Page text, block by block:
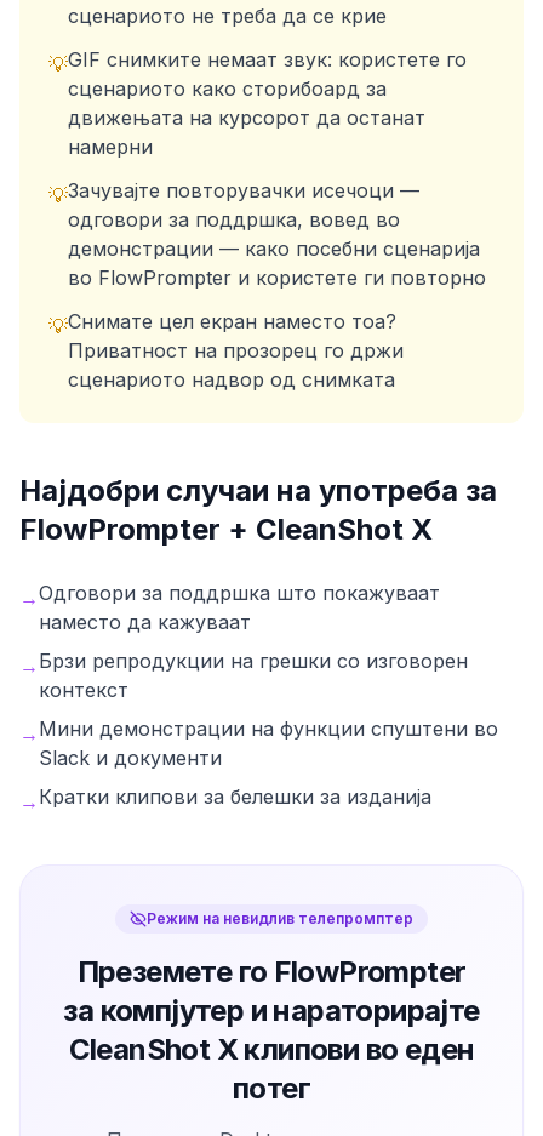
сценариото не треба да се крие
💡GIF снимките немаат звук: користете го
сценариото како сторибоард за
движењата на курсорот да останат
намерни
💡Зачувајте повторувачки исечоци —
одговори за поддршка, вовед во
демонстрации — како посебни сценарија
во FlowPrompter и користете ги повторно
💡Снимате цел екран наместо тоа?
Приватност на прозорец го држи
сценариото надвор од снимката
Најдобри случаи на употреба за
FlowPrompter + CleanShot X
→Одговори за поддршка што покажуваат
наместо да кажуваат
→ Брзи репродукции на грешки со изговорен
контекст
→ Мини демонстрации на функции спуштени во
Slack и документи
→ Кратки клипови за белешки за изданија
Режим на невидлив телепромптер
Преземете го FlowPrompter
за компјутер и нараторирајте
CleanShot X клипови во еден
потег